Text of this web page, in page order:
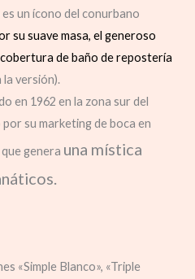
un ícono del conurbano
su suave masa, el generoso
de baño de repostería
la versión).
en 1962 en la zona sur del
su marketing de boca en
genera una mística
«Simple Blanco», «Triple